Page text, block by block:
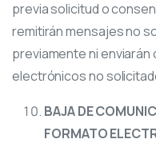
previa solicitud o
remitirán mensajes no
previamente ni
electrónicos no
BAJA DE
FORMATO